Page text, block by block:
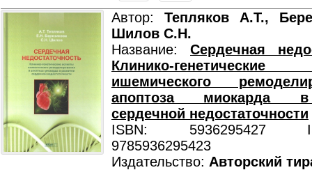
Автор: Тепляков А.Т.,
Шилов С.Н.
Название: Сердечная
Клинико-
ишемического
апоптоза миокарда
сердечной недостаточности
ISBN: 5936295427
9785936295423
Издательство: Авторский